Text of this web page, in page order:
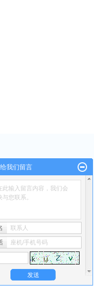
联系我们
肇庆 东莞 深圳 中山
我们留言
此输入留言内容，我们会
与您联系。
联系人
座机/手机号码